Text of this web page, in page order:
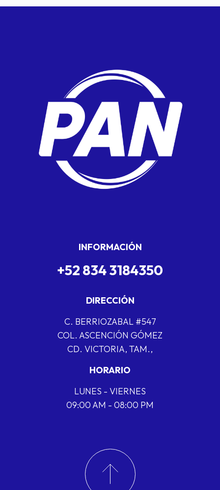
INFORMACIÓN
+52 834 3184350
DIRECCIÓN
C. BERRIOZABAL #547
COL. ASCENCIÓN GÓMEZ
CD. VICTORIA, TAM.,
HORARIO
LUNES - VIERNES
09:00 AM - 08:00 PM